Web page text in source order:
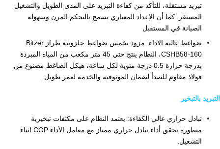
تبريد مستقلة، للتأكد من كفاءة التبريد على المدى الطويل والتشغيل
المستقر. كما أن الإعداد المعياري يسمح بالتحكم المرن وسهولة
الصيانة في المستقبل
ضواغط عالية الاداء: مزود بخمس ضواغط حلزونية طراز Bitzer
CSHB58-160، النظام ينتج حتي 45 متر مكعب من المياه المبردة
بدرجة حرارة 0.5 درجة مئوية لكل ساعة، هيكل الضاغط مصنوع من
فولاذ مقاوم للصدأ لضمان الموثوقية والخدمة لعمر طويل.
التبريد بالتبخير
تبادل حراري عالي الكفاءة: يعتمد النظام على مكثفات تبخيرية
متطورة تحقق أداء تبادل حراري ممتاز مع معامل الأداء COP اثناء
التشغيل.